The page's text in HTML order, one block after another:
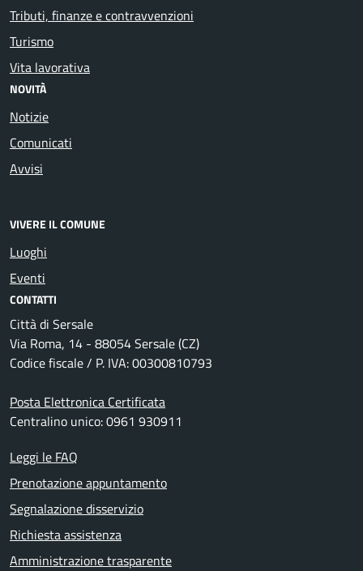
Tributi, finanze e contravvenzioni
Turismo
Vita lavorativa
NOVITÀ
Notizie
Comunicati
Avvisi
VIVERE IL COMUNE
Luoghi
Eventi
CONTATTI
Città di Sersale
Via Roma, 14 - 88054 Sersale (CZ)
Codice fiscale / P. IVA: 00300810793
Posta Elettronica Certificata
Centralino unico: 0961 930911
Leggi le FAQ
Prenotazione appuntamento
Segnalazione disservizio
Richiesta assistenza
Amministrazione trasparente